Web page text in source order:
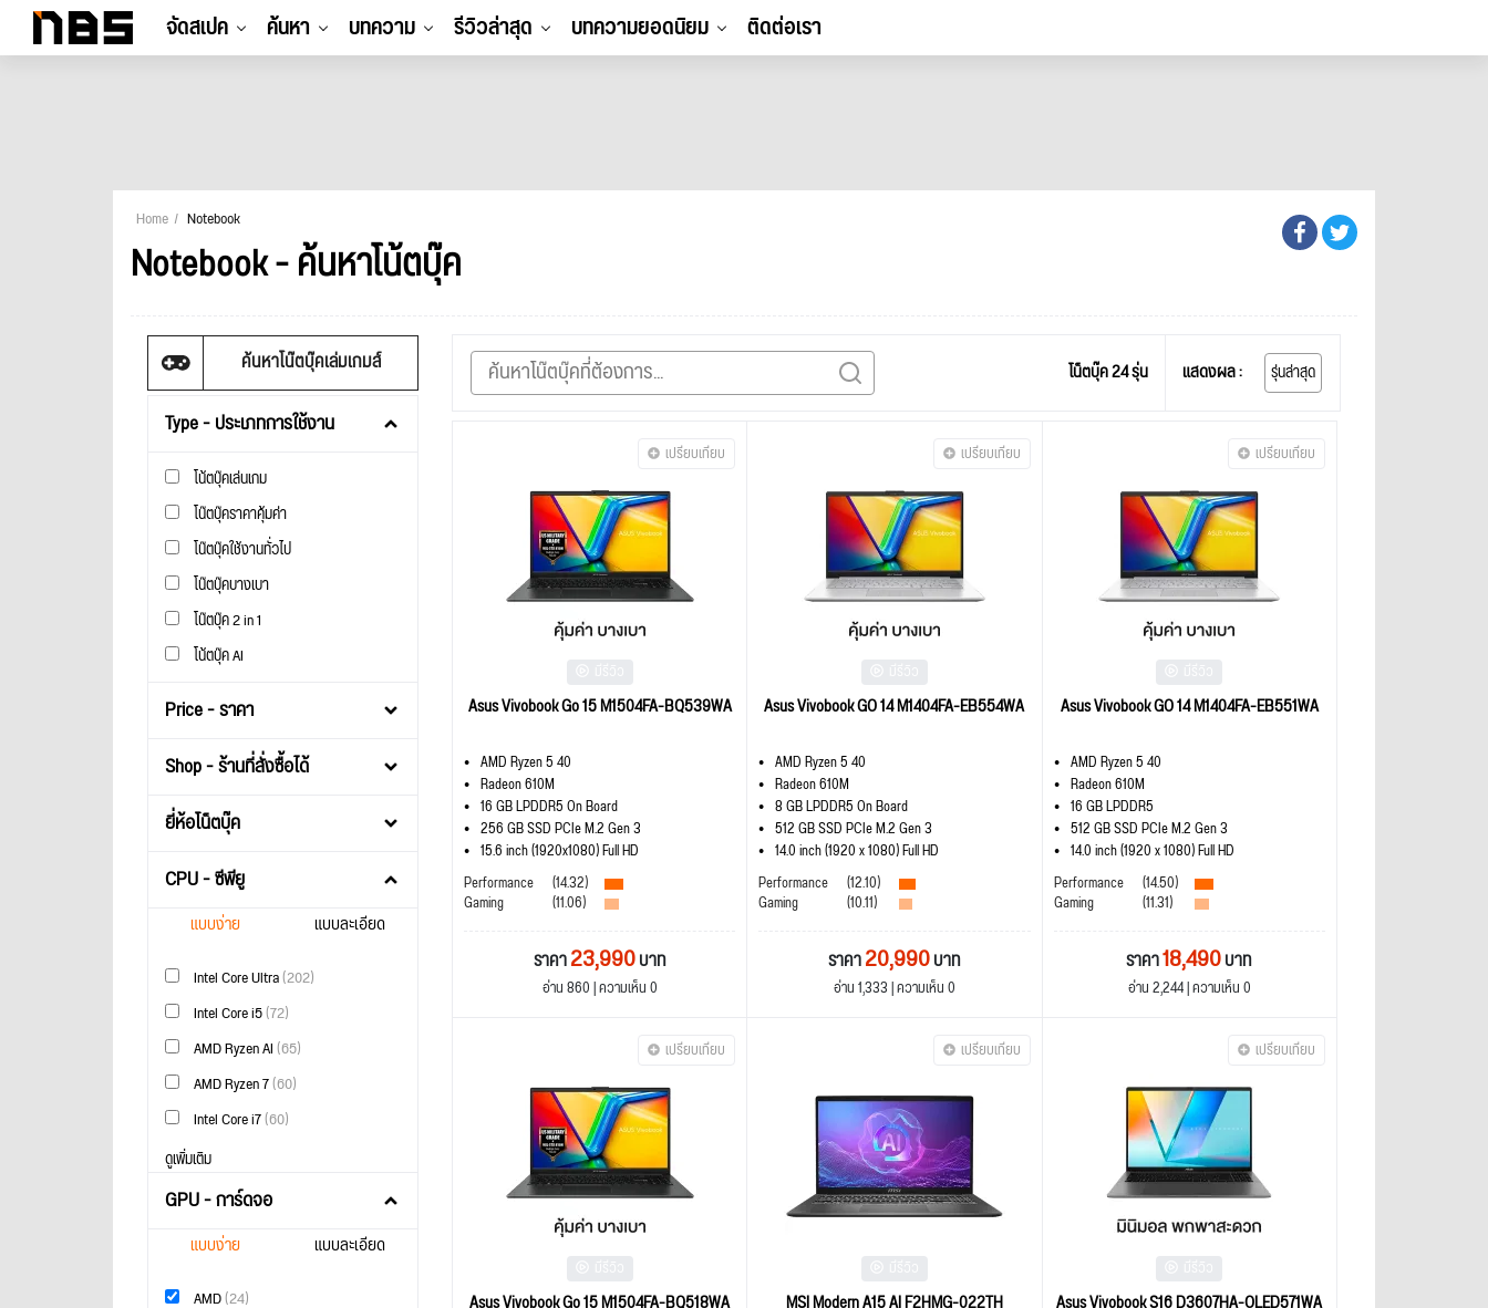
จัดสเปค ค้นหา บทความ รีวิวล่าสุด บทความยอดนิยม ติดต่อเรา
Home Notebook
Notebook - ค้นหาโน้ตบุ๊ค
ค้นหาโน๊ตบุ๊คเล่มเกมส์
Type - ประเภทการใช้งาน
โน้ตบุ๊คเล่นเกม
โน๊ตบุ๊คราคาคุ้มค่า
โน๊ตบุ๊คใช้งานทั่วไป
โน๊ตบุ๊คบางเบา
โน๊ตบุ๊ค 2 in 1
โน้ตบุ๊ค AI
Price - ราคา
Shop - ร้านที่สั่งซื้อได้
ยี่ห้อโน็ตบุ๊ค
CPU - ซีพียู
แบบง่าย แบบละเอียด
Intel Core Ultra(202)
Intel Core i5(72)
AMD Ryzen AI(65)
AMD Ryzen 7(60)
Intel Core i7(60)
ดูเพิ่มเติม
GPU - การ์ดจอ
แบบง่าย แบบละเอียด
AMD(24)
โน็ตบุ๊ค 24 รุ่น แสดงผล : รุ่นล่าสุด
เปรียบเทียบ
Asus Vivobook Go 15 M1504FA-BQ539WA
AMD Ryzen 5 40
Radeon 610M
16 GB LPDDR5 On Board
256 GB SSD PCIe M.2 Gen 3
15.6 inch (1920x1080) Full HD
Performance
(14.32)
Gaming (11.06)
ราคา23,990บาท
อ่าน 860 | ความเห็น 0
เปรียบเทียบ
Asus Vivobook GO 14 M1404FA-EB554WA
AMD Ryzen 5 40
Radeon 610M
8 GB LPDDR5 On Board
512 GB SSD PCIe M.2 Gen 3
14.0 inch (1920 x 1080) Full HD
Performance
(12.10)
Gaming (10.11)
ราคา20,990บาท
อ่าน 1,333 | ความเห็น 0
เปรียบเทียบ
Asus Vivobook GO 14 M1404FA-EB551WA
AMD Ryzen 5 40
Radeon 610M
16 GB LPDDR5
512 GB SSD PCIe M.2 Gen 3
14.0 inch (1920 x 1080) Full HD
Performance
(14.50)
Gaming (11.31)
ราคา18,490บาท
อ่าน 2,244 | ความเห็น 0
เปรียบเทียบ เปรียบเทียบ เปรียบเทียบ